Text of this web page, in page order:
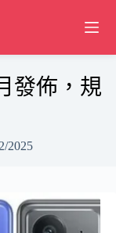
發佈，規
2025